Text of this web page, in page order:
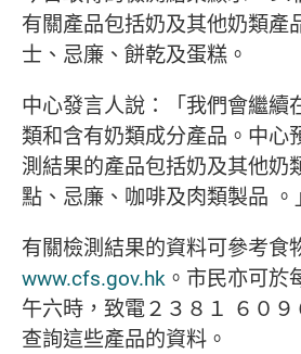
有關產品包括奶及其他奶類產
士、忌廉、餅乾及蛋糕。
中心發言人說：「我們會繼續
類和含有奶類成分產品。中心
測結果的產品包括奶及其他奶
點、忌廉、咖啡及肉類製品 。」
有關檢測結果的資料可參考食
www.cfs.gov.hk 。市民亦可於
午六時，致電２３８１ ６０
查詢這些產品的資料。